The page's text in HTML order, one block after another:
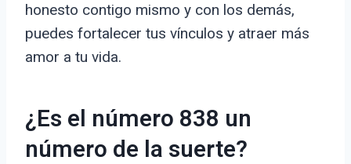
honesto contigo mismo y con los demás,
puedes fortalecer tus vínculos y atraer más
amor a tu vida.
¿Es el número 838 un
número de la suerte?